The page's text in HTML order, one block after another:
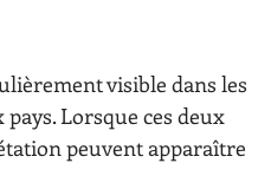
visible dans les
Lorsque ces deux
peuvent apparaître